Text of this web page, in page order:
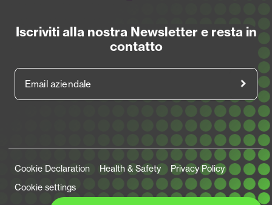
Iscriviti alla nostra Newsletter e resta in
contatto
Legal Links
Cookie Declaration Health & Safety
Privacy Policy
Cookie settings